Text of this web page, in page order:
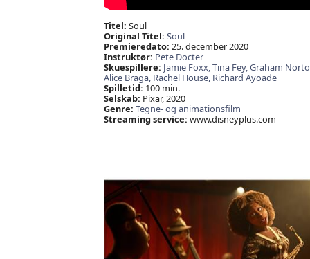
Titel: Soul
Original Titel: Soul
Premieredato: 25. december 2020
Instruktør: Pete Docter
Skuespillere: Jamie Foxx,Tina Fey,Graham
Alice Braga, Rachel House, Richard Ayoade
Spilletid: 100 min.
Selskab: Pixar, 2020
Genre: Tegne- og animationsfilm
Streaming service: www.disneyplus.com